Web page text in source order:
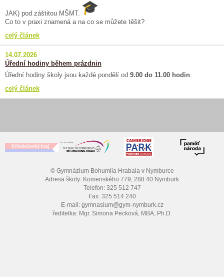
JAK) pod záštitou MŠMT.
Co to v praxi znamená a na co se můžete těšit?
celý článek
14.07.2026
Úřední hodiny během prázdnin
Úřední hodiny školy jsou každé pondělí od 9.00 do 11.00 hodin.
celý článek
© Gymnázium Bohumila Hrabala v Nymburce
Adresa školy: Komenského 779, 288 40 Nymburk
Telefon: 325 512 747
Fax: 325 514 240
E-mail: gymnasium@gym-nymburk.cz
ředitelka: Mgr. Simona Pecková, MBA, Ph.D.